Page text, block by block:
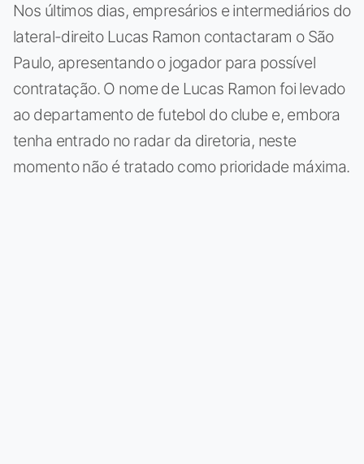
Nos últimos dias, empresários e intermediários do
lateral-direito Lucas Ramon contactaram o São
Paulo, apresentando o jogador para possível
contratação. O nome de Lucas Ramon foi levado
ao departamento de futebol do clube e, embora
tenha entrado no radar da diretoria, neste
momento não é tratado como prioridade máxima.